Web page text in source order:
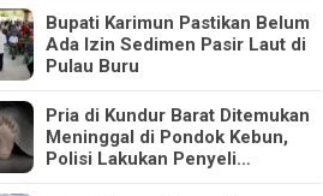
Bupati Karimun Pastikan Belum
Ada Izin Sedimen Pasir Laut di
Pulau Buru
Pria di Kundur Barat Ditemukan
Meninggal di Pondok Kebun,
Polisi Lakukan Penyeli…